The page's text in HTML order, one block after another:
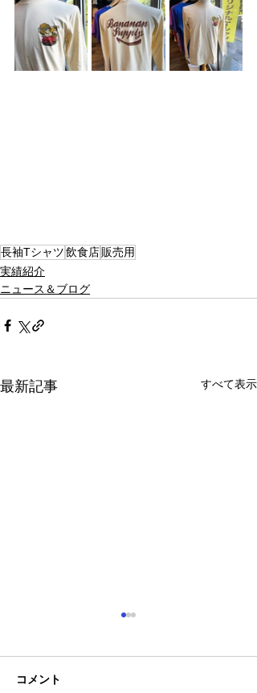
長袖Tシャツ飲食店販売用
実績紹介
ニュース＆ブログ
最新記事 すべて表示
コメント